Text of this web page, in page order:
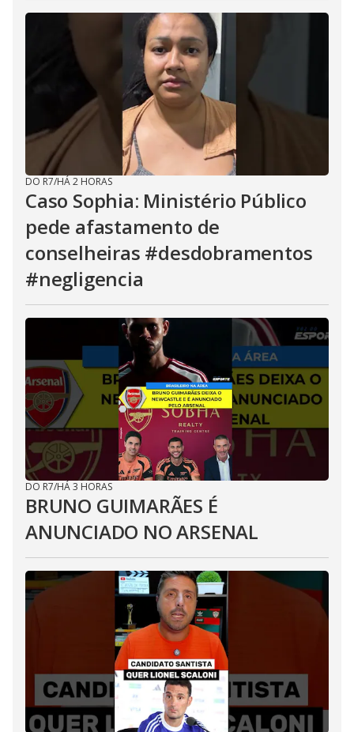
DO R7/HÁ 2 HORAS
Caso Sophia: Ministério Público
pede afastamento de
conselheiras #desdobramentos
#negligencia
DO R7/HÁ 3 HORAS
BRUNO GUIMARÃES É
ANUNCIADO NO ARSENAL